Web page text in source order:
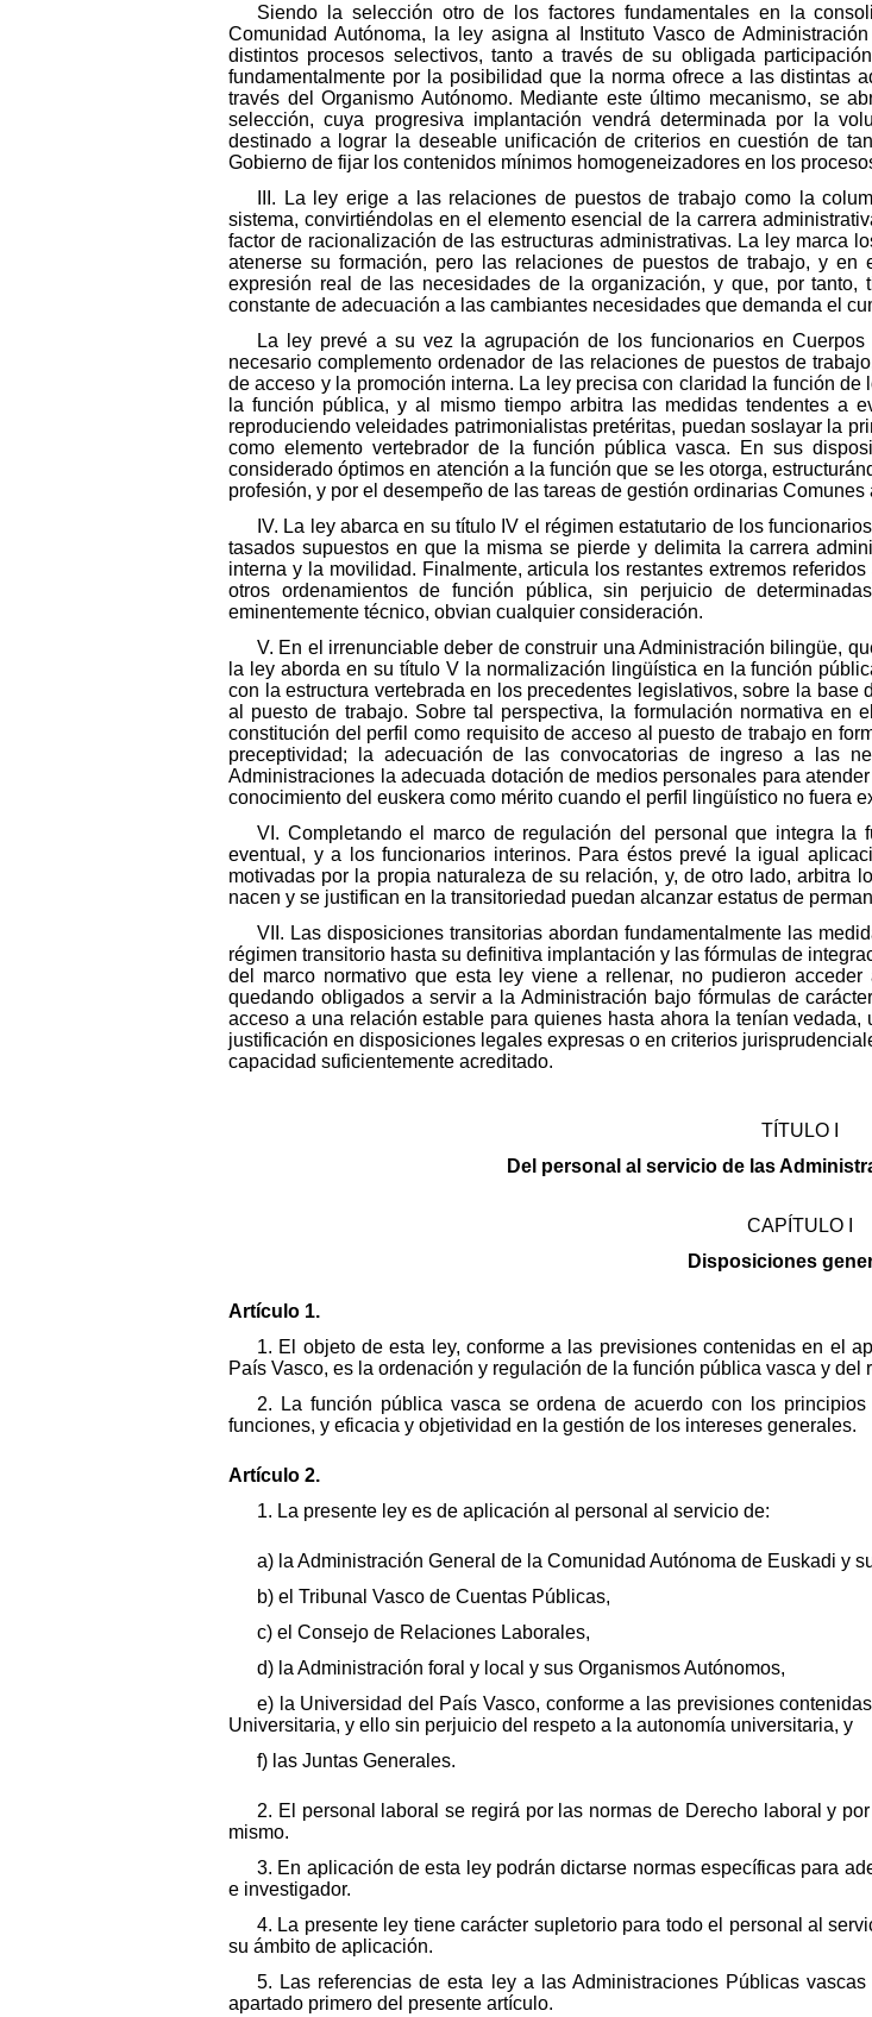
Siendo la selección otro de los factores fundamentales en la
Comunidad Autónoma, la ley asigna al Instituto Vasco de
distintos procesos selectivos, tanto a través de su obligada
fundamentalmente por la posibilidad que la norma ofrece a las distintas
través del Organismo Autónomo. Mediante este último mecanismo, se
selección, cuya progresiva implantación vendrá determinada por la
destinado a lograr la deseable unificación de criterios en cuestión de
Gobierno de fijar los contenidos mínimos homogeneizadores en los
III. La ley erige a las relaciones de puestos de trabajo como la
sistema, convirtiéndolas en el elemento esencial de la carrera
factor de racionalización de las estructuras administrativas. La ley marca
atenerse su formación, pero las relaciones de puestos de trabajo, y
expresión real de las necesidades de la organización, y que, por
constante de adecuación a las cambiantes necesidades que demanda el
La ley prevé a su vez la agrupación de los funcionarios en
necesario complemento ordenador de las relaciones de puestos de
de acceso y la promoción interna. La ley precisa con claridad la función
la función pública, y al mismo tiempo arbitra las medidas tendentes a
reproduciendo veleidades patrimonialistas pretéritas, puedan soslayar la
como elemento vertebrador de la función pública vasca. En sus
considerado óptimos en atención a la función que se les otorga,
profesión, y por el desempeño de las tareas de gestión ordinarias
IV. La ley abarca en su título IV el régimen estatutario de los
tasados supuestos en que la misma se pierde y delimita la carrera
interna y la movilidad. Finalmente, articula los restantes extremos
otros ordenamientos de función pública, sin perjuicio de
eminentemente técnico, obvian cualquier consideración.
V. En el irrenunciable deber de construir una Administración bilingüe,
la ley aborda en su título V la normalización lingüística en la función
con la estructura vertebrada en los precedentes legislativos, sobre la
al puesto de trabajo. Sobre tal perspectiva, la formulación normativa en
constitución del perfil como requisito de acceso al puesto de trabajo en
preceptividad; la adecuación de las convocatorias de ingreso a las
Administraciones la adecuada dotación de medios personales para
conocimiento del euskera como mérito cuando el perfil lingüístico no fuera
VI. Completando el marco de regulación del personal que integra
eventual, y a los funcionarios interinos. Para éstos prevé la igual
motivadas por la propia naturaleza de su relación, y, de otro lado, arbitra
nacen y se justifican en la transitoriedad puedan alcanzar estatus de
VII. Las disposiciones transitorias abordan fundamentalmente las
régimen transitorio hasta su definitiva implantación y las fórmulas de
del marco normativo que esta ley viene a rellenar, no pudieron
quedando obligados a servir a la Administración bajo fórmulas de
acceso a una relación estable para quienes hasta ahora la tenían
justificación en disposiciones legales expresas o en criterios
capacidad suficientemente acreditado.
TÍTULO I
Del personal al servicio de las
CAPÍTULO I
Disposiciones
Artículo 1.
1. El objeto de esta ley, conforme a las previsiones contenidas en el
País Vasco, es la ordenación y regulación de la función pública vasca y
2. La función pública vasca se ordena de acuerdo con los
funciones, y eficacia y objetividad en la gestión de los intereses generales.
Artículo 2.
1. La presente ley es de aplicación al personal al servicio de:
a) la Administración General de la Comunidad Autónoma de Euskadi y
b) el Tribunal Vasco de Cuentas Públicas,
c) el Consejo de Relaciones Laborales,
d) la Administración foral y local y sus Organismos Autónomos,
e) la Universidad del País Vasco, conforme a las previsiones
Universitaria, y ello sin perjuicio del respeto a la autonomía universitaria, y
f) las Juntas Generales.
2. El personal laboral se regirá por las normas de Derecho laboral y
mismo.
3. En aplicación de esta ley podrán dictarse normas específicas para
e investigador.
4. La presente ley tiene carácter supletorio para todo el personal al
su ámbito de aplicación.
5. Las referencias de esta ley a las Administraciones Públicas
apartado primero del presente artículo.